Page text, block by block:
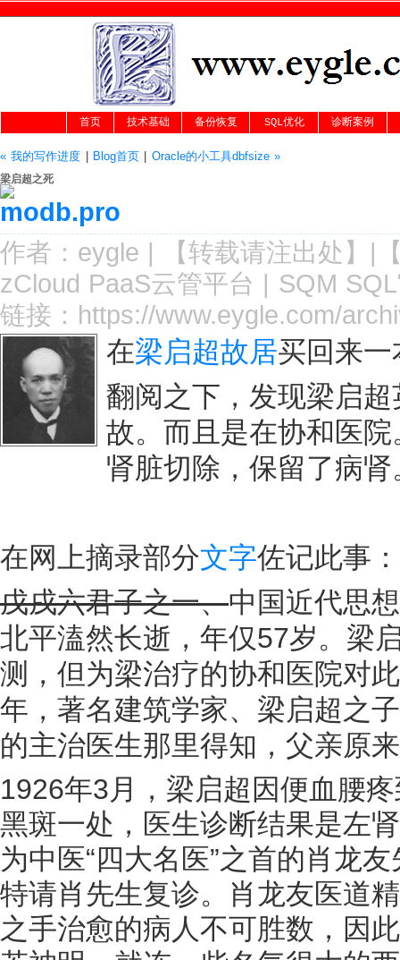
首页 技术基础 备份恢复 SQL优化 诊断案例
« 我的写作进度 Blog首页| Oracle的小工具dbfsize »
梁启超之死
作者： eygle | 【转载请注出处 】|
zCloud PaaS云管平台 | SQM
链接： https://www.eygle.com/
在梁启超故居买回来
翻阅之下，发现梁启
故。而且是在协和医
肾脏切除，保留了病肾
在网上摘录部分文字佐记此事：
戊戌六君子之一、中国近代思
北平溘然长逝，年仅57岁。梁
测，但为梁治疗的协和医院对
年，著名建筑学家、梁启超之
的主治医生那里得知，父亲原
1926年3月，梁启超因便血腰
黑斑一处，医生诊断结果是左
为中医“四大名医”之首的肖龙
特请肖先生复诊。肖龙友医道
之手治愈的病人不可胜数，因